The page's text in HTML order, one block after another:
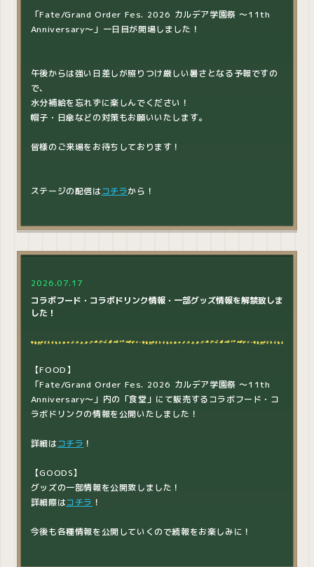
「Fate/Grand Order Fes. 2026 カルデア学園祭 ～11th
Anniversary～」一日目が開場しました！
午後からは強い日差しが照りつけ厳しい暑さとなる予報ですの
で、
水分補給を忘れずに楽しんでください！
帽子・日傘などの対策もお願いいたします。
皆様のご来場をお待ちしております！
ステージの配信はコチラから！
2026.07.17
コラボフード・コラボドリンク情報・一部グッズ情報を解禁致しま
した！
【FOOD】
「Fate/Grand Order Fes. 2026 カルデア学園祭 ～11th
Anniversary～」内の「食堂」にて販売するコラボフード・コ
ラボドリンクの情報を公開いたしました！
詳細はコチラ ！
【GOODS】
グッズの一部情報を公開致しました！
詳細際はコチラ ！
今後も各種情報を公開していくので続報をお楽しみに！